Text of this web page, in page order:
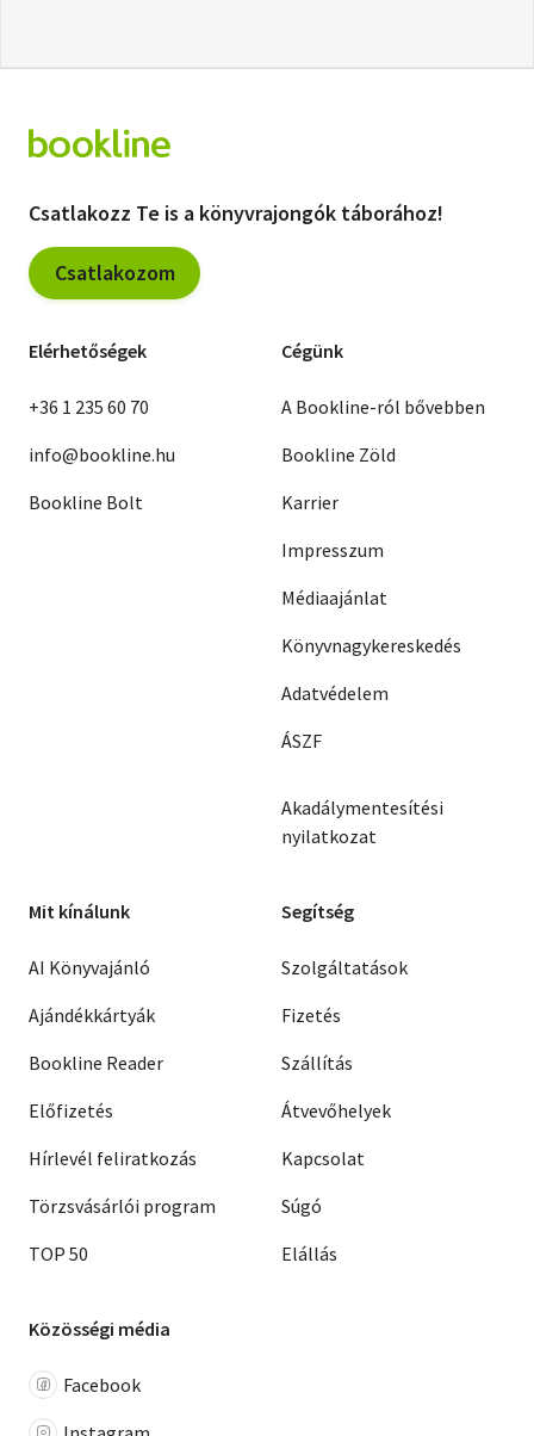
Csatlakozz Te is a könyvrajongók táborához!
Csatlakozom
Elérhetőségek
+36 1 235 60 70
info@bookline.hu
Bookline Bolt
Cégünk
A Bookline-ról bővebben
Bookline Zöld
Karrier
Impresszum
Médiaajánlat
Könyvnagykereskedés
Adatvédelem
ÁSZF
Akadálymentesítési
nyilatkozat
Mit kínálunk
AI Könyvajánló
Ajándékkártyák
Bookline Reader
Előfizetés
Hírlevél feliratkozás
Törzsvásárlói program
TOP 50
Segítség
Szolgáltatások
Fizetés
Szállítás
Átvevőhelyek
Kapcsolat
Súgó
Elállás
Közösségi média
Facebook